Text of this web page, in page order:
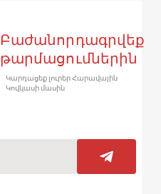
Բաժանորդագրվեք
թարմացումներին
Կարդացեք լուրեր Հարավային
Կովկասի մասին